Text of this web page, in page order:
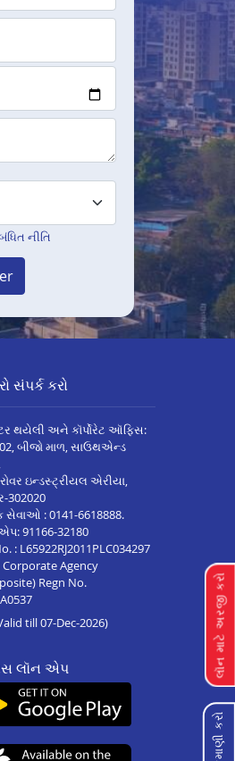
નીતિ
લૉન માટે અરજી કરો
સંપર્ક કરો
થયેલી અને કૉર્પોરેટ ઑફિસ:
બીજો માળ, સાઉથએન્ડ
ઇન્ડસ્ટ્રીયલ એરીયા,
સેવાઓ :0141-6618888.
91166-32180
: L65922RJ2011PLC034297
Corporate Agency
Regn No.
till 07-Dec-2026)
લૉન એપ